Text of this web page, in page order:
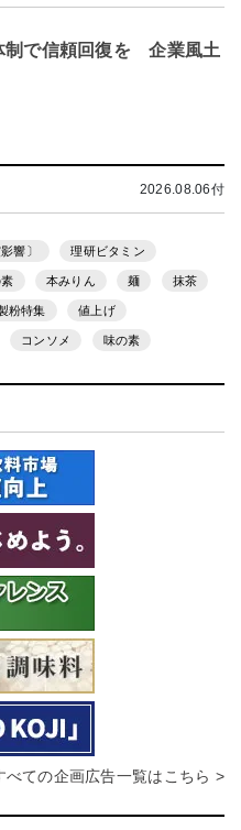
制で信頼回復を 企業風土
2026.08.06付
響〕 理研ビタミン
本みりん 麺 抹茶
粉特集 値上げ
コンソメ 味の素
べての企画広告一覧はこちら >